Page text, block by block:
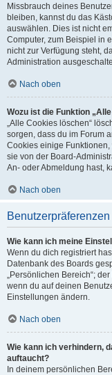
Missbrauch deines
bleiben, kannst du das
auswählen. Dies ist nicht
Computer, zum Beispiel in
nicht zur Verfügung steht,
Administration
Nach oben
Wozu ist die Funktion
„Alle Cookies löschen“
sorgen, dass du im Forum
Cookies einige Funktionen,
sie von der Board-
An- oder Abmeldung hast,
Nach oben
Wie kann ich meine
Wenn du dich registriert
Datenbank des Boards
„Persönlichen Bereich“;
wenn du auf deinen
Einstellungen ändern.
Nach oben
Wie kann ich verhindern,
auftaucht?
In deinem persönlichen